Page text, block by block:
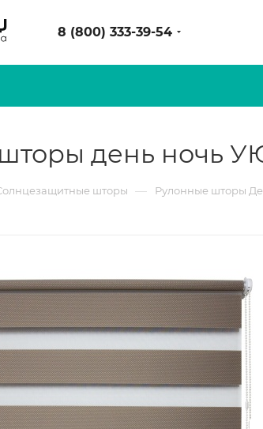
8 (800) 333-39-54
день ночь
шторы — Рулонные шторы